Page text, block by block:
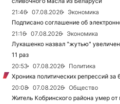
21:46
07.08.2026
Экономика
Подписано соглашение об
21:16
07.08.2026
Экономика
Лукашенко назвал "жутью"
11 раз
20:53
07.08.2026
Политика
Хроника политических репрессий за
20:08
07.08.2026
Общество
Житель Кобринского района умер